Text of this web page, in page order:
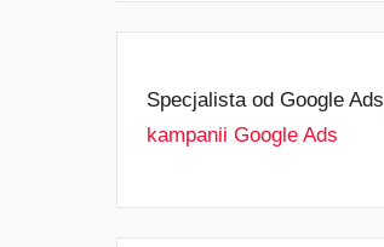
Specjalista od Google Ads
kampanii Google Ads